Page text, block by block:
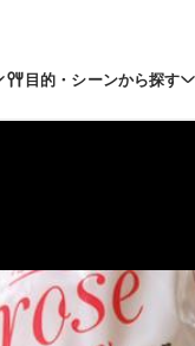
目的・シーンから探す